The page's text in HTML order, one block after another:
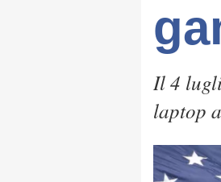
Il 4
laptop